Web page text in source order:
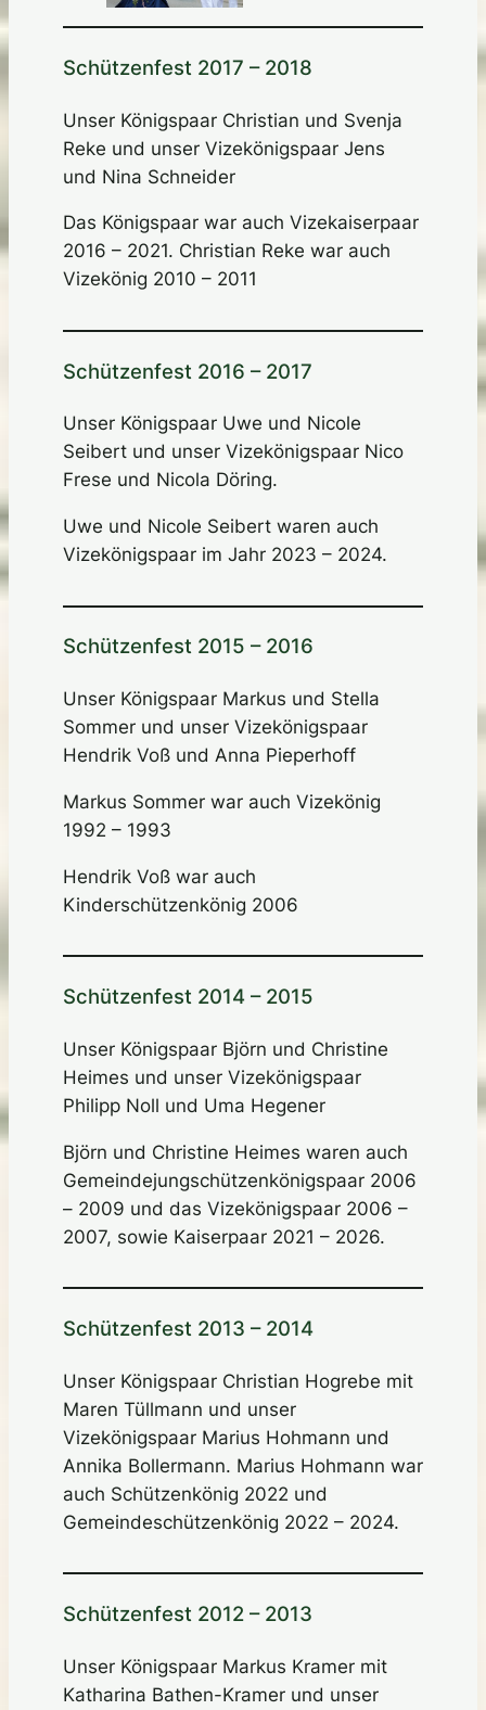
Schützenfest 2017 – 2018
Unser Königspaar Christian und Svenja
Reke und unser Vizekönigspaar Jens
und Nina Schneider
Das Königspaar war auch Vizekaiserpaar
2016 – 2021. Christian Reke war auch
Vizekönig 2010 – 2011
Schützenfest 2016 – 2017
Unser Königspaar Uwe und Nicole
Seibert und unser Vizekönigspaar Nico
Frese und Nicola Döring.
Uwe und Nicole Seibert waren auch
Vizekönigspaar im Jahr 2023 – 2024.
Schützenfest 2015 – 2016
Unser Königspaar Markus und Stella
Sommer und unser Vizekönigspaar
Hendrik Voß und Anna Pieperhoff
Markus Sommer war auch Vizekönig
1992 – 1993
Hendrik Voß war auch
Kinderschützenkönig 2006
Schützenfest 2014 – 2015
Unser Königspaar Björn und Christine
Heimes und unser Vizekönigspaar
Philipp Noll und Uma Hegener
Björn und Christine Heimes waren auch
Gemeindejungschützenkönigspaar 2006
– 2009 und das Vizekönigspaar 2006 –
2007, sowie Kaiserpaar 2021 – 2026.
Schützenfest 2013 – 2014
Unser Königspaar Christian Hogrebe mit
Maren Tüllmann und unser
Vizekönigspaar Marius Hohmann und
Annika Bollermann. Marius Hohmann war
auch Schützenkönig 2022 und
Gemeindeschützenkönig 2022 – 2024.
Schützenfest 2012 – 2013
Unser Königspaar Markus Kramer mit
Katharina Bathen-Kramer und unser